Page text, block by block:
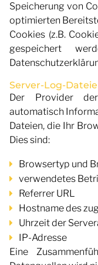
Speicherung von
optimierten
Cookies (z.B.
gespeichert
Server-Log-
Der Provider
automatisch
Dateien, die Ihr
Dies sind:
Browsertyp und
verwendetes
Referrer URL
Hostname des
Uhrzeit der
IP-Adresse
Eine